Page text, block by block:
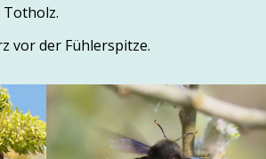
vor der Fühlerspitze.